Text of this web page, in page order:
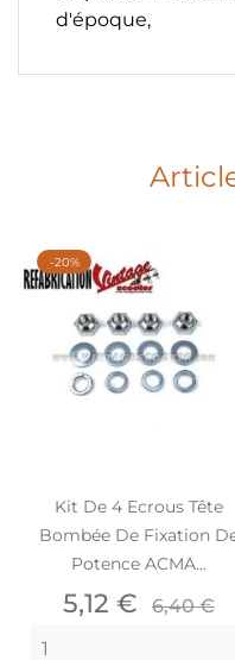
d'époque,
Kit De 4 Ecrous Tête
Bombée De Fixation
Potence ACMA...
Prix
5,12 € Prix
6,40 €
-20%